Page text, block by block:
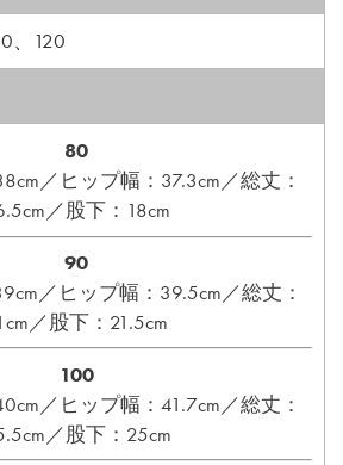
、120
80
／ヒップ幅：37.3cm／総丈：
／股下：18cm
90
／ヒップ幅：39.5cm／総丈：
／股下：21.5cm
100
／ヒップ幅：41.7cm／総丈：
／股下：25cm